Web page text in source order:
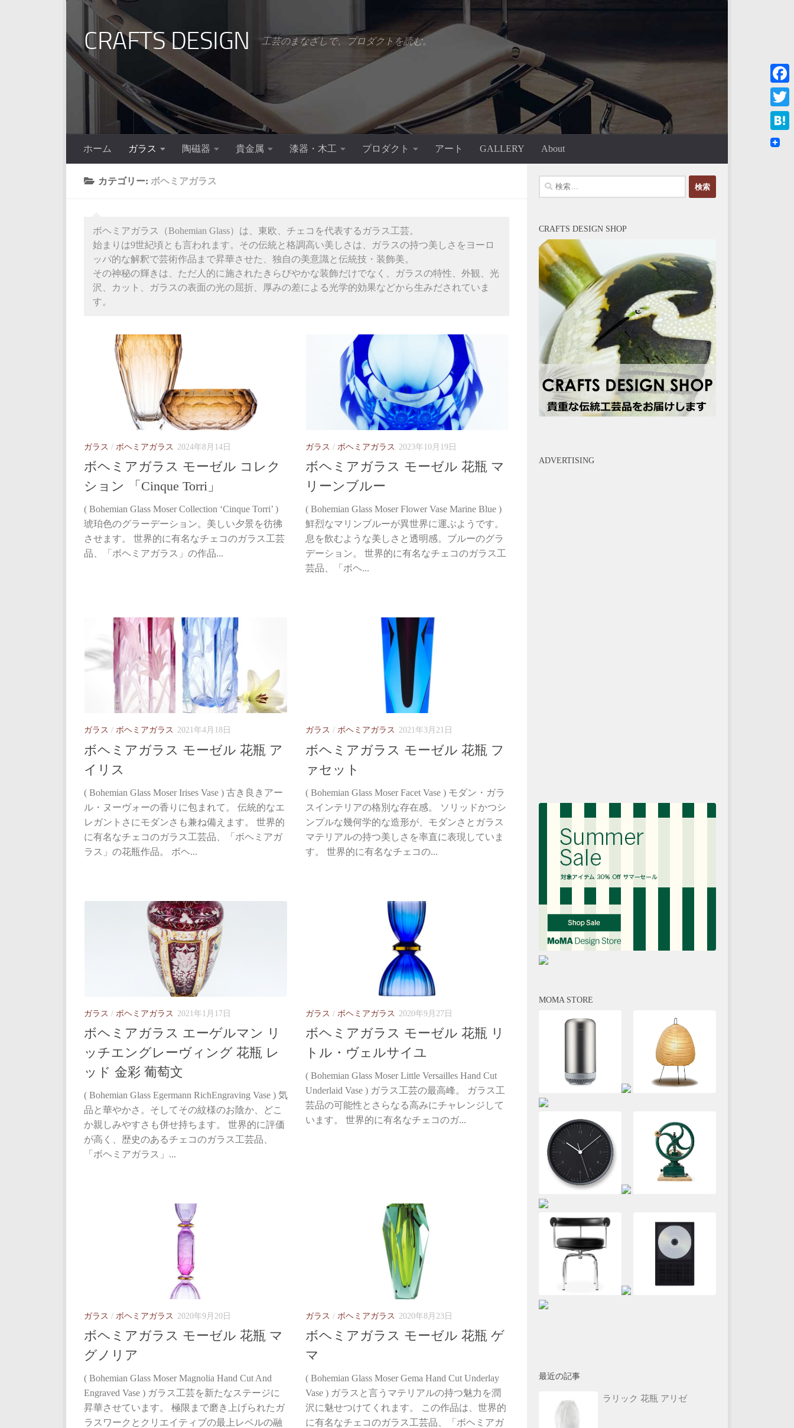
コンテンツへスキップ
CRAFTS DESIGN 工芸のまなざしで、プロダクトを読む。
ホーム ガラス 陶磁器 貴金属 漆器・木工 プロダクト アート GALLERY About
カテゴリー: ボヘミアガラス
ボヘミアガラス（Bohemian Glass）は、東欧、チェコを代表するガラス工芸。
始まりは9世紀頃とも言われます。その伝統と格調高い美しさは、ガラスの持つ美しさをヨーロ
ッパ的な解釈で芸術作品まで昇華させた、独自の美意識と伝統技・装飾美。
その神秘の輝きは、ただ人的に施されたきらびやかな装飾だけでなく、ガラスの特性、外観、光
沢、カット、ガラスの表面の光の屈折、厚みの差による光学的効果などから生みだされていま
す。
ガラス / ボヘミアガラス 2024年8月14日
ボヘミアガラス モーゼル コレク
ション 「Cinque Torri」
( Bohemian Glass Moser Collection ‘Cinque Torri’ )
琥珀色のグラーデーション。美しい夕景を彷彿
させます。 世界的に有名なチェコのガラス工芸
品、「ボヘミアガラス」の作品...
ガラス / ボヘミアガラス 2023年10月19日
ボヘミアガラス モーゼル 花瓶 マ
リーンブルー
( Bohemian Glass Moser Flower Vase Marine Blue )
鮮烈なマリンブルーが異世界に運ぶようです。
息を飲むような美しさと透明感。ブルーのグラ
デーション。 世界的に有名なチェコのガラス工
芸品、「ボヘ...
ガラス / ボヘミアガラス 2021年4月18日
ボヘミアガラス モーゼル 花瓶 ア
イリス
( Bohemian Glass Moser Irises Vase ) 古き良きアー
ル・ヌーヴォーの香りに包まれて。 伝統的なエ
レガントさにモダンさも兼ね備えます。 世界的
に有名なチェコのガラス工芸品、「ボヘミアガ
ラス」の花瓶作品。 ボヘ...
ガラス / ボヘミアガラス 2021年3月21日
ボヘミアガラス モーゼル 花瓶 フ
ァセット
( Bohemian Glass Moser Facet Vase ) モダン・ガラ
スインテリアの格別な存在感。 ソリッドかつシ
ンプルな幾何学的な造形が、モダンさとガラス
マテリアルの持つ美しさを率直に表現していま
す。 世界的に有名なチェコの...
ガラス / ボヘミアガラス 2021年1月17日
ボヘミアガラス エーゲルマン リ
ッチエングレーヴィング 花瓶 レ
ッド 金彩 葡萄文
( Bohemian Glass Egermann RichEngraving Vase ) 気
品と華やかさ。そしてその紋様のお陰か、どこ
か親しみやすさも併せ持ちます。 世界的に評価
が高く、歴史のあるチェコのガラス工芸品、
「ボヘミアガラス」...
ガラス / ボヘミアガラス 2020年9月27日
ボヘミアガラス モーゼル 花瓶 リ
トル・ヴェルサイユ
( Bohemian Glass Moser Little Versailles Hand Cut
Underlaid Vase ) ガラス工芸の最高峰。 ガラス工
芸品の可能性とさらなる高みにチャレンジして
います。 世界的に有名なチェコのガ...
ガラス / ボヘミアガラス 2020年9月20日
ボヘミアガラス モーゼル 花瓶 マ
グノリア
( Bohemian Glass Moser Magnolia Hand Cut And
Engraved Vase ) ガラス工芸を新たなステージに
昇華させています。 極限まで磨き上げられたガ
ラスワークとクリエイティブの最上レベルの融
ガラス / ボヘミアガラス 2020年8月23日
ボヘミアガラス モーゼル 花瓶 ゲ
マ
( Bohemian Glass Moser Gema Hand Cut Underlay
Vase ) ガラスと言うマテリアルの持つ魅力を潤
沢に魅せつけてくれます。 この作品は、世界的
に有名なチェコのガラス工芸品、「ボヘミアガ
検
索:
CRAFTS DESIGN SHOP
ADVERTISING
MOMA STORE
最近の記事
ラリック 花瓶 アリゼ